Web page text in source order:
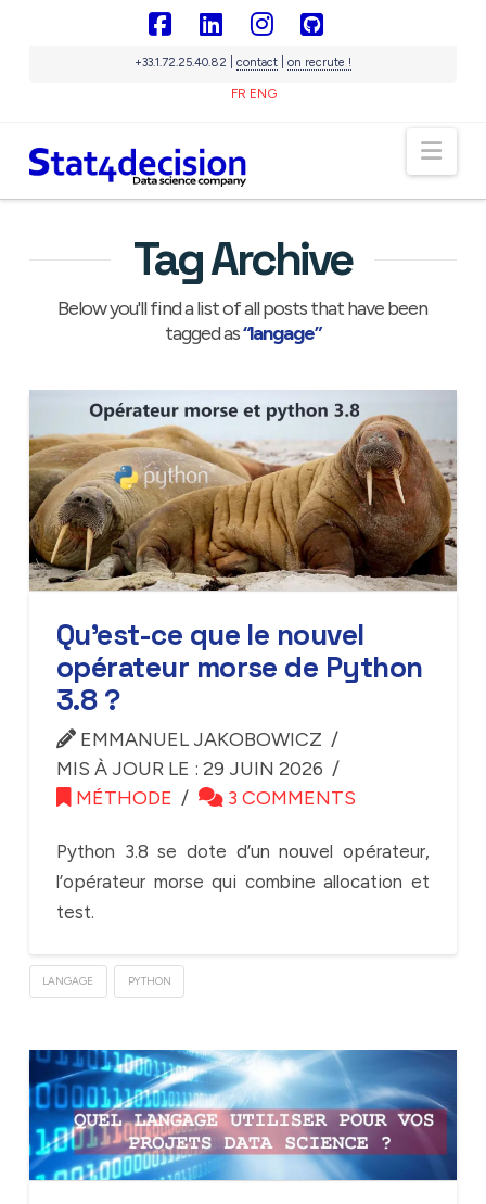
FacebookLinkedInInstagram
+33.1.72.25.40.82 | contact| on recrute !
FR ENG
Tag Archive
Below you'll find a list of all posts that have been
tagged as“langage”
Qu’est-ce que le nouvel
opérateur morse de Python
3.8 ?
EMMANUEL JAKOBOWICZ
MIS À JOUR LE : 29 JUIN 2026
MÉTHODE
3 COMMENTS
Python 3.8 se dote d’un nouvel opérateur,
l’opérateur morse qui combine allocation et
test.
LANGAGE PYTHON
En ligne
Panneau de gestion des cookies